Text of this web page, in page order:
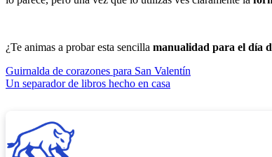
¿Te animas a probar esta sencilla manualidad para el día
Navegación
de
Guirnalda de corazones para San Valentín
Un separador de libros hecho en casa